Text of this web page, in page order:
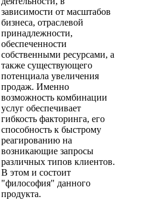
зависимости от масштабов
бизнеса, отраслевой
принадлежности,
обеспеченности
собственными ресурсами, а
также существующего
потенциала увеличения
продаж. Именно
возможность комбинации
услуг обеспечивает
гибкость факторинга, его
способность к быстрому
реагированию на
возникающие запросы
различных типов клиентов.
В этом и состоит
"философия" данного
продукта.